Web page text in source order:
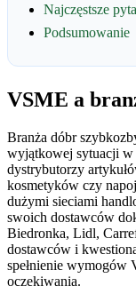
Najczęstsze
Podsumowanie
VSME a
Branża dóbr
wyjątkowej sytuacji w
dystrybutorzy
kosmetyków czy
dużymi sieciami
swoich dostawców
Biedronka, Lidl,
dostawców i
spełnienie wymogów
oczekiwania.